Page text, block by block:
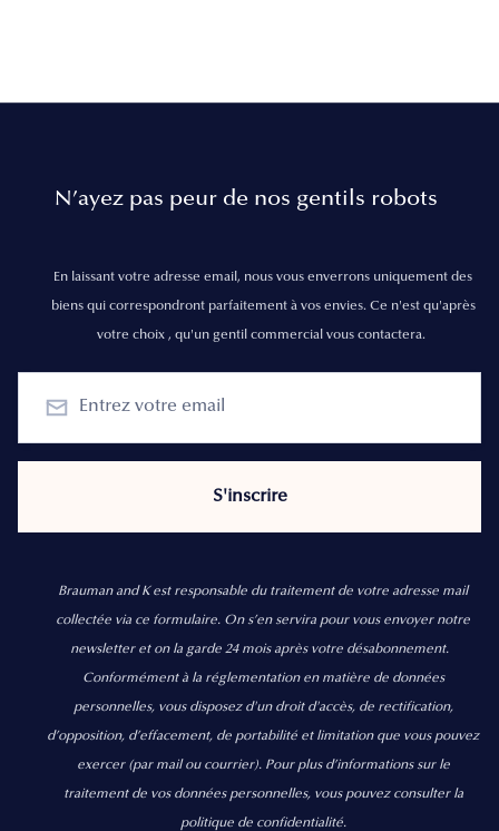
N’ayez pas peur de nos gentils robots
En laissant votre adresse email, nous vous enverrons uniquement des
biens qui correspondront parfaitement à vos envies. Ce n'est qu'après
votre choix , qu'un gentil commercial vous contactera.
Brauman and K est responsable du traitement de votre adresse mail
collectée via ce formulaire. On s’en servira pour vous envoyer notre
newsletter et on la garde 24 mois après votre désabonnement.
Conformément à la réglementation en matière de données
personnelles, vous disposez d'un droit d'accès, de rectification,
d’opposition, d’effacement, de portabilité et limitation que vous pouvez
exercer (par mail ou courrier). Pour plus d’informations sur le
traitement de vos données personnelles, vous pouvez consulter la
politique de confidentialité.